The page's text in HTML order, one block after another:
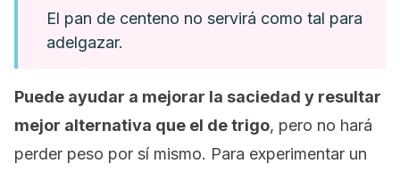
El pan de centeno no servirá como tal para
adelgazar.
Puede ayudar a mejorar la saciedad y resultar
mejor alternativa que el de trigo, pero no hará
perder peso por sí mismo. Para experimentar un